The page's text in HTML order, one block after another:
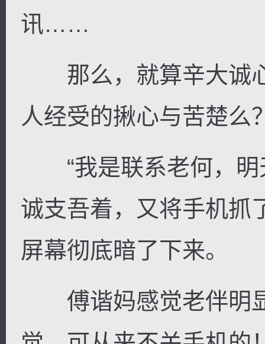
讯……
那么，就算辛大诚
人经受的揪心与苦楚么
“我是联系老何，明
诚支吾着，又将手机抓
屏幕彻底暗了下来。
傅谐妈感觉老伴明